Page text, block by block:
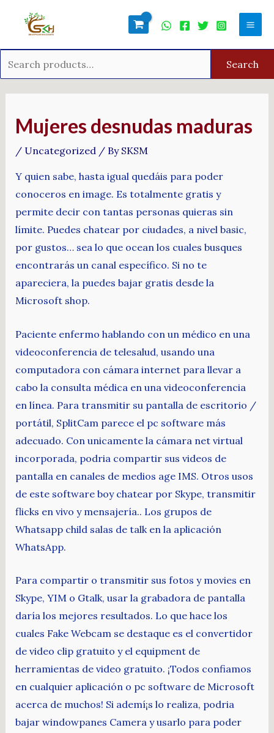
Search
Mujeres desnudas maduras
/ Uncategorized/ By SKSM
Y quien sabe, hasta igual quedáis para poder
conoceros en image. Es totalmente gratis y
permite decir con tantas personas quieras sin
límite. Puedes chatear por ciudades, a nivel basic,
por gustos… sea lo que ocean los cuales busques
encontrarás un canal específico. Si no te
apareciera, la puedes bajar gratis desde la
Microsoft shop.
Paciente enfermo hablando con un médico en una
videoconferencia de telesalud, usando una
computadora con cámara internet para llevar a
cabo la consulta médica en una videoconferencia
en línea. Para transmitir su pantalla de escritorio /
portátil, SplitCam parece el pc software más
adecuado. Con unicamente la cámara net virtual
incorporada, podria compartir sus videos de
pantalla en canales de medios age IMS. Otros usos
de este software boy chatear por Skype, transmitir
flicks en vivo y mensajería.. Los grupos de
Whatsapp child salas de talk en la aplicación
WhatsApp.
Para compartir o transmitir sus fotos y movies en
Skype, YIM o Gtalk, usar la grabadora de pantalla
daría los mejores resultados. Lo que hace los
cuales Fake Webcam se destaque es el convertidor
de video clip gratuito y el equipment de
herramientas de video gratuito. ¡Todos confiamos
en cualquier aplicación o pc software de Microsoft
acerca de muchos! Si ademí¡s lo realiza, podria
bajar windowpanes Camera y usarlo para poder